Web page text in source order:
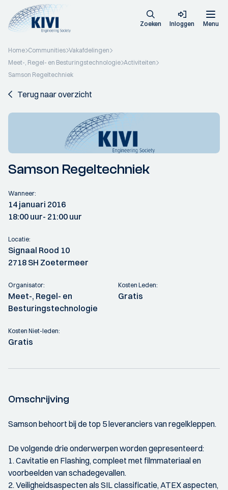
Zoeken Inloggen Menu
Home Communities Vakafdelingen
Meet-, Regel- en Besturingstechnologie Activiteiten
Samson Regeltechniek
Terug naar overzicht
Samson Regeltechniek
Wanneer:
14 januari 2016
18:00 uur- 21:00 uur
Locatie:
Signaal Rood 10
2718 SH Zoetermeer
Organisator:
Meet-, Regel- en
Besturingstechnologie
Kosten Leden:
Gratis
Kosten Niet-leden:
Gratis
Omschrijving
Samson behoort bij de top 5 leveranciers van regelkleppen.
De volgende drie onderwerpen worden gepresenteerd:
1. Cavitatie en Flashing, compleet met filmmateriaal en
voorbeelden van schadegevallen.
2. Veiligheidsaspecten als SIL classificatie, ATEX aspecten,